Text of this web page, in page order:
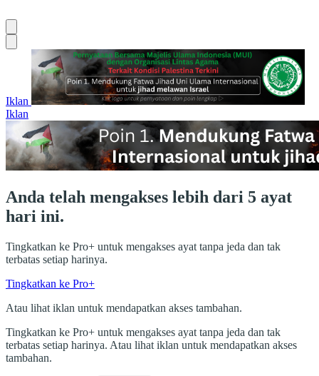
Iklan
Iklan
Anda telah mengakses lebih dari 5 ayat
hari ini.
Tingkatkan ke Pro+ untuk mengakses ayat tanpa jeda dan tak
terbatas setiap harinya.
Tingkatkan ke Pro+
Atau lihat iklan untuk mendapatkan akses tambahan.
Tingkatkan ke Pro+ untuk mengakses ayat tanpa jeda dan tak
terbatas setiap harinya. Atau lihat iklan untuk mendapatkan akses
tambahan.